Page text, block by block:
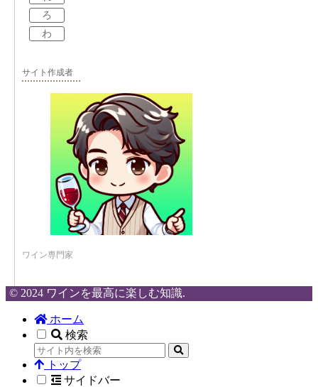
ろ
わ
サイト作成者
ワイン専門家
© 2024 ワインを最高に楽しむ知識.
ホーム
検索
トップ
サイドバー